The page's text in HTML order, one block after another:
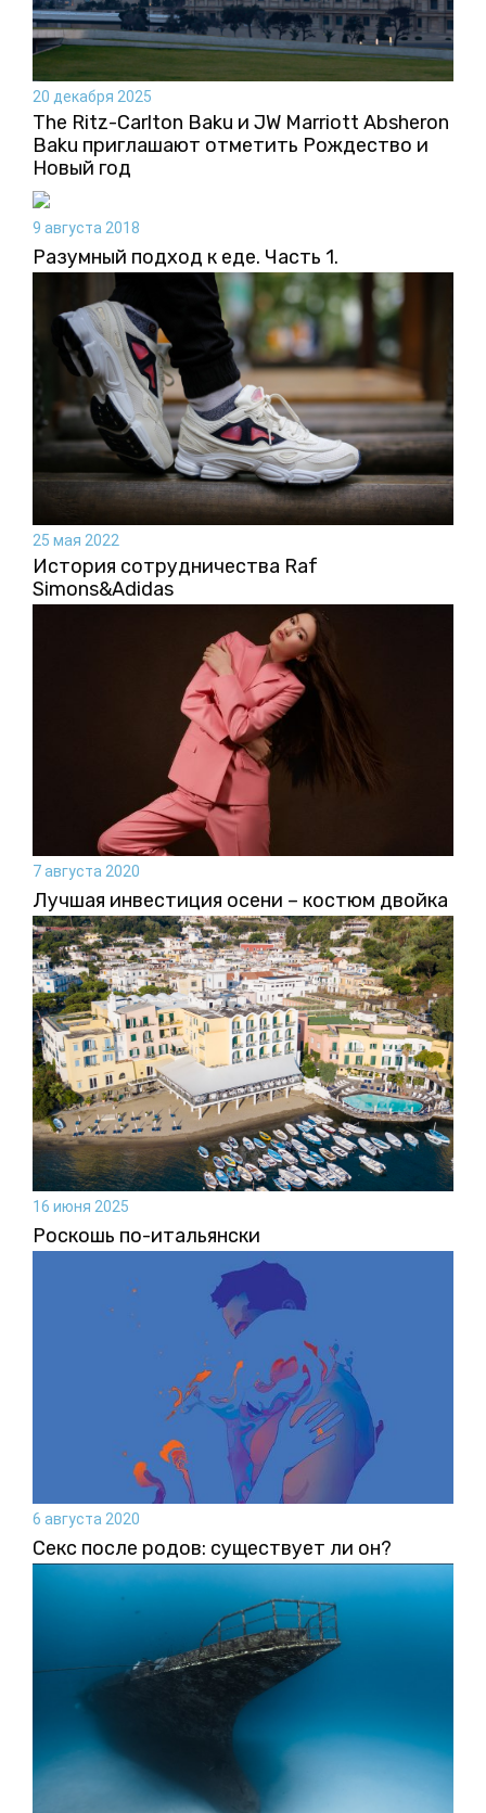
20 декабря 2025
The Ritz-Carlton Baku и JW Marriott Absheron
Baku приглашают отметить Рождество и
Новый год
9 августа 2018
Разумный подход к еде. Часть 1.
25 мая 2022
История сотрудничества Raf
Simons&Аdidas
7 августа 2020
Лучшая инвестиция осени – костюм двойка
16 июня 2025
Роскошь по-итальянски
6 августа 2020
Секс после родов: существует ли он?